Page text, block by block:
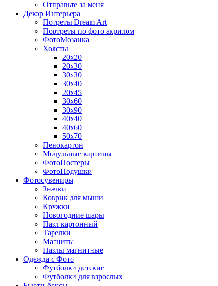
Отправьте за меня
Декор Интерьера
Потреты Dream Art
Портреты по фото акрилом
ФотоМозаика
Холсты
20х20
20х30
30х30
30х40
20х45
30х60
30х90
40х40
40х60
50х70
Пенокартон
Модульные картины
ФотоПостеры
ФотоПодушки
Фотоcувениры
Значки
Коврик для мыши
Кружки
Новогодние шары
Пазл картонный
Тарелки
Магниты
Пазлы магнитные
Одежда с Фото
Футболки детские
Футболки для взрослых